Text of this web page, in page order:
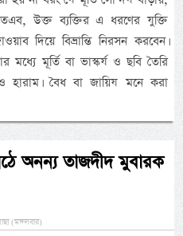
উক্ত ব্যক্তির এ ধরণের যুক্তি
দিয়ে বিভ্রান্তি নিরসন করবেন।
মধ্যে মূর্তি বা ভাস্কর্য ও ছবি তৈরি
হারাম। বৈধ বা জায়িয মনে করা
অনন্য তাজদীদ মুবারক
(মঙ্গলবার)